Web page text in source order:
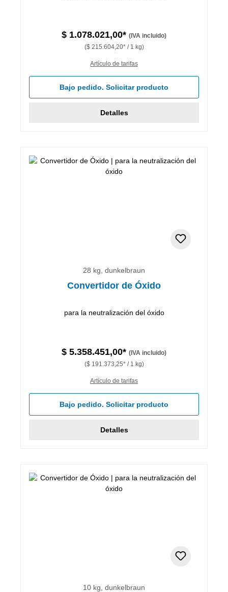
$ 1.078.021,00* (IVA incluido)
($ 215.604,20* / 1 kg)
Artículo de tarifas
Bajo pedido. Solicitar producto
Detalles
28 kg, dunkelbraun
Convertidor de Óxido
para la neutralización del óxido
$ 5.358.451,00* (IVA incluido)
($ 191.373,25* / 1 kg)
Artículo de tarifas
Bajo pedido. Solicitar producto
Detalles
10 kg, dunkelbraun